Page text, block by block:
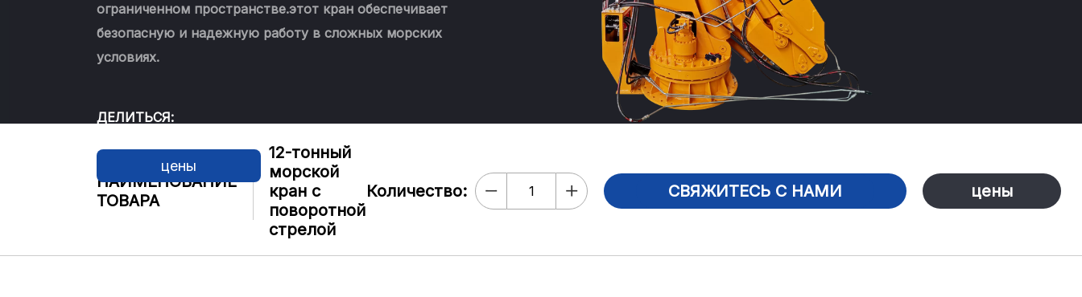
ограниченном пространстве.этот кран обеспечивает
безопасную и надежную работу в сложных морских
условиях.
ДЕЛИТЬСЯ:
цены
НАИМЕНОВАНИЕ
ТОВАРА
12-тонный
морской
кран с
поворотной
стрелой
Количество: СВЯЖИТЕСЬ С НАМИ цены